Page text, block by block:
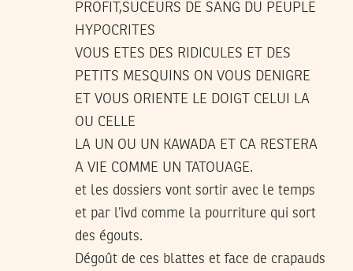
PROFIT,SUCEURS DE SANG DU PEUPLE
HYPOCRITES
VOUS ETES DES RIDICULES ET DES
PETITS MESQUINS ON VOUS DENIGRE
ET VOUS ORIENTE LE DOIGT CELUI LA
OU CELLE
LA UN OU UN KAWADA ET CA RESTERA
A VIE COMME UN TATOUAGE.
et les dossiers vont sortir avec le temps
et par l’ivd comme la pourriture qui sort
des égouts.
Dégoût de ces blattes et face de crapauds